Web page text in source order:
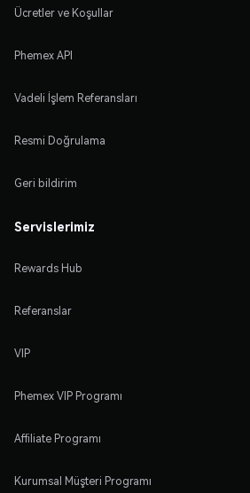
Ücretler ve Koşullar
Phemex API
Vadeli İşlem Referansları
Resmi Doğrulama
Geri bildirim
Servislerimiz
Rewards Hub
Referanslar
VIP
Phemex VIP Programı
Affiliate Programı
Kurumsal Müşteri Programı